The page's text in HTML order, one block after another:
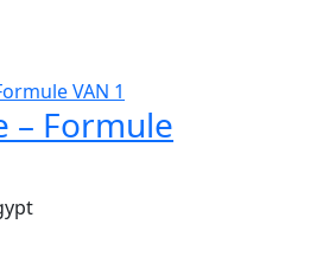
– Formule